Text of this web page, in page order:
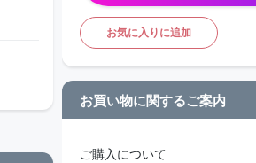
お気に入りに追加
お買い物に関するご案内
ご購入について